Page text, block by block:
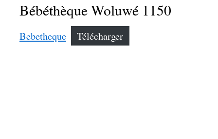
Bébéthèque Woluwé 1150
Bebetheque Télécharger